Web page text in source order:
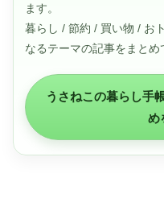
ます。
暮らし / 節約 / 買い物 / お
なるテーマの記事をまとめ
うさねこの暮らし手
め